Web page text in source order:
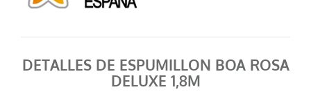
DETALLES DE ESPUMILLON BOA ROSA
DELUXE 1,8M